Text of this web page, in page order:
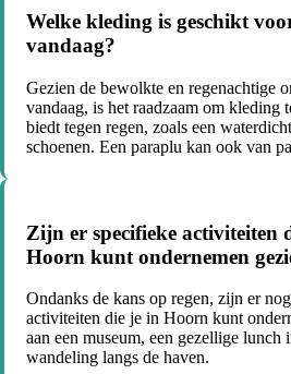
Welke kleding is geschikt
vandaag?
Gezien de bewolkte en regenachtige
vandaag, is het raadzaam om kleding
biedt tegen regen, zoals een
schoenen. Een paraplu kan ook van
Zijn er specifieke activiteiten
Hoorn kunt ondernemen
Ondanks de kans op regen, zijn er
activiteiten die je in Hoorn kunt
aan een museum, een gezellige lunch
wandeling langs de haven.